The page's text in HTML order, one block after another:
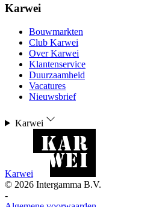
Karwei
Bouwmarkten
Club Karwei
Over Karwei
Klantenservice
Duurzaamheid
Vacatures
Nieuwsbrief
Karwei
Karwei
© 2026 Intergamma B.V.
-